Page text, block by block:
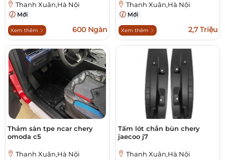
Thanh Xuân,Hà Nội
Mới
Xem thêm 600 Ngàn
Thanh Xuân,Hà Nội
Mới
Xem thêm 2,7 Triệu
Thảm sàn tpe ncar chery
omoda c5
Thanh Xuân,Hà Nội
Tấm lót chắn bùn chery
jaecoo j7
Thanh Xuân,Hà Nội